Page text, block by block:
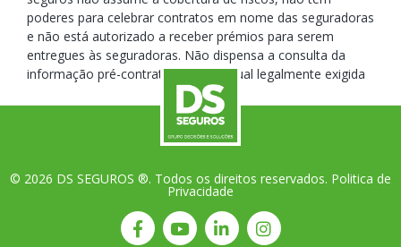
poderes para celebrar contratos em nome das seguradoras
e não está autorizado a receber prémios para serem
entregues às seguradoras. Não dispensa a consulta da
informação pré-contratual e contratual legalmente exigida
© 2026 DS SEGUROS ®. Todos os direitos reservados. Politica de
Privacidade